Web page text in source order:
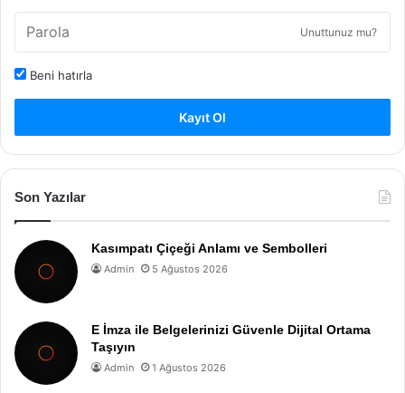
Unuttunuz mu?
Beni hatırla
Kayıt Ol
Son Yazılar
Kasımpatı Çiçeği Anlamı ve Sembolleri
Admin 5 Ağustos 2026
E İmza ile Belgelerinizi Güvenle Dijital Ortama
Taşıyın
Admin 1 Ağustos 2026